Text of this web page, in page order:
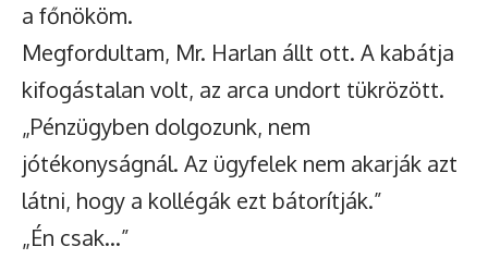
a főnököm.
Megfordultam, Mr. Harlan állt ott. A kabátja
kifogástalan volt, az arca undort tükrözött.
„Pénzügyben dolgozunk, nem
jótékonyságnál. Az ügyfelek nem akarják azt
látni, hogy a kollégák ezt bátorítják.”
„Én csak…”